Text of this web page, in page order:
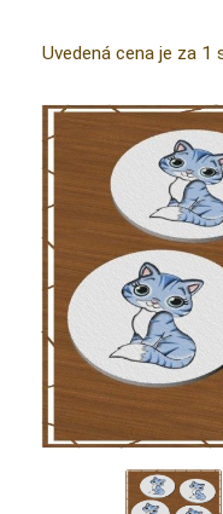
Uvedená cena je za 1